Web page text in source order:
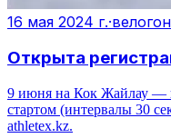
16 мая 2024 г.·
Открыта
9 июня на Кок Жайлау —
стартом (интервалы 30
athletex.kz.